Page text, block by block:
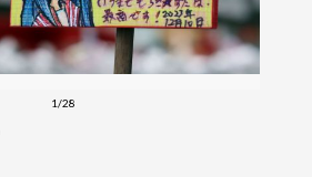
1/28